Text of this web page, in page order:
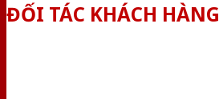
ĐỐI TÁC KHÁCH HÀNG